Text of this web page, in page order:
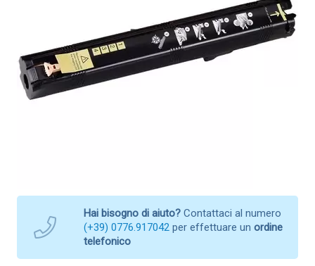
Hai bisogno di aiuto? Contattaci al numero
(+39) 0776.917042 per effettuare un ordine
telefonico